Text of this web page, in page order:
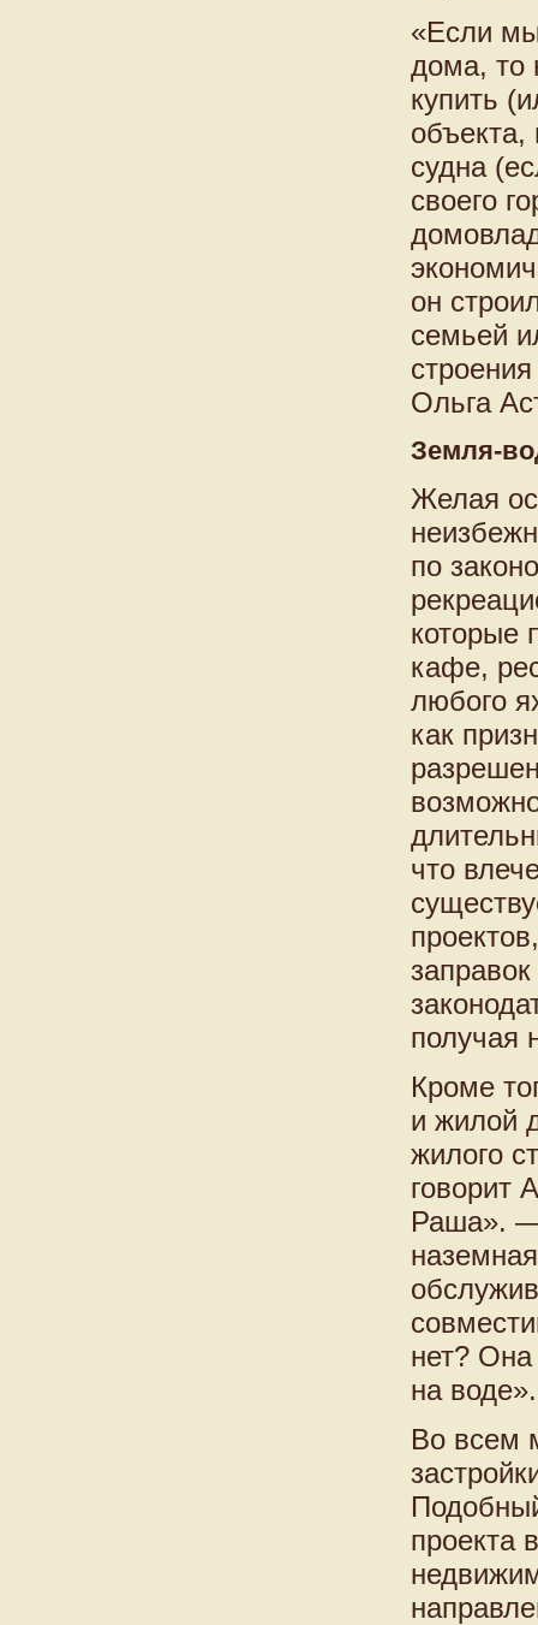
«Если
дома, то
купить
объекта,
судна
своего
он
семьей
Ольга
Земля-
Желая
по
которые
кафе,
любого
как
что
получая
Кроме
и жилой
жилого
говорит
Раша». —
нет?
на воде».
Во всем
проекта